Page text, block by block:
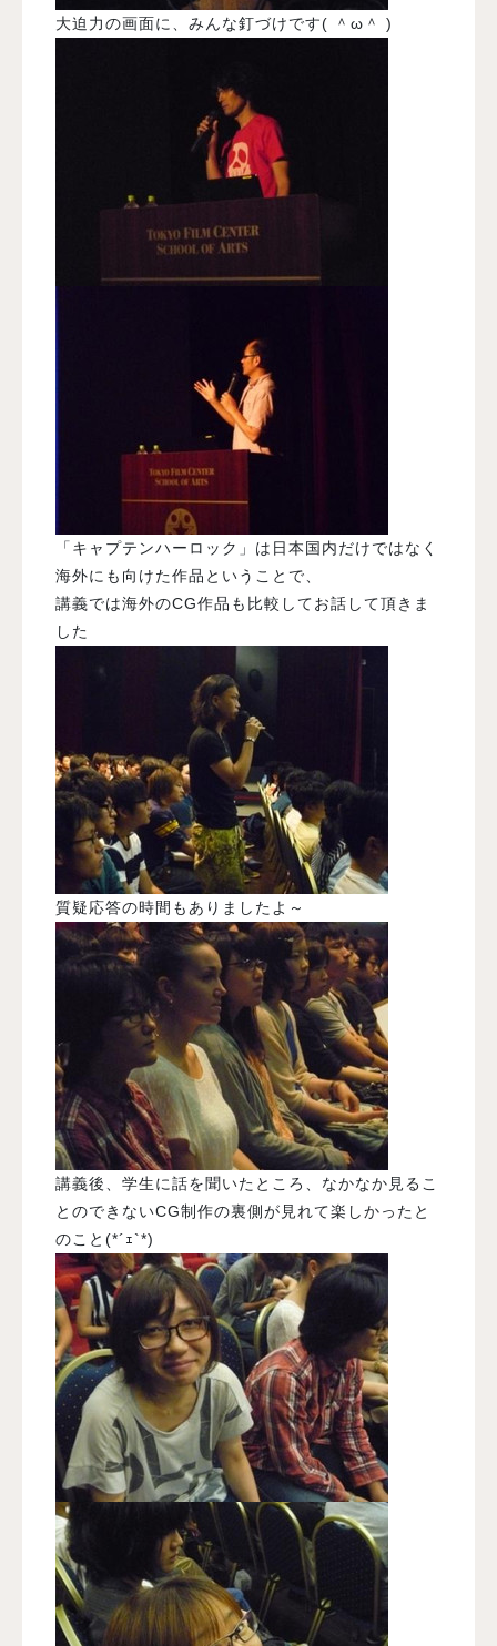
大迫力の画面に、みんな釘づけです( ＾ω＾ )
「キャプテンハーロック」は日本国内だけではなく
海外にも向けた作品ということで、
講義では海外のCG作品も比較してお話して頂きま
した
質疑応答の時間もありましたよ～
講義後、学生に話を聞いたところ、なかなか見るこ
とのできないCG制作の裏側が見れて楽しかったと
のこと(*´ｪ`*)